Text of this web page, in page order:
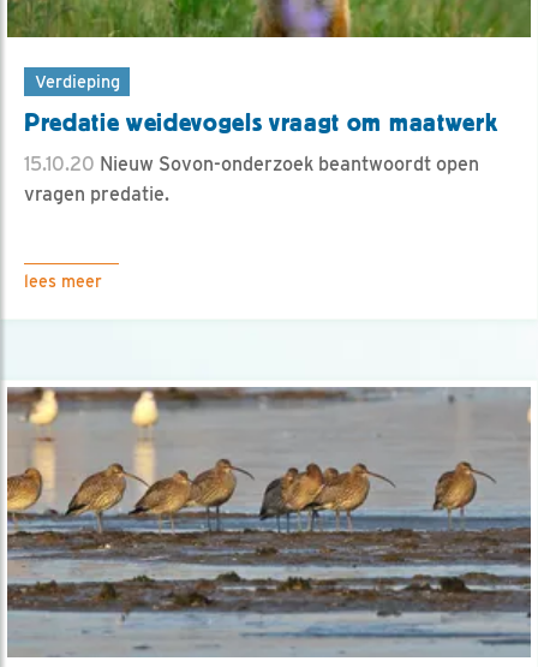
Verdieping
Predatie weidevogels vraagt om maatwerk
15.10.20 Nieuw Sovon-onderzoek beantwoordt open
vragen predatie.
lees meer